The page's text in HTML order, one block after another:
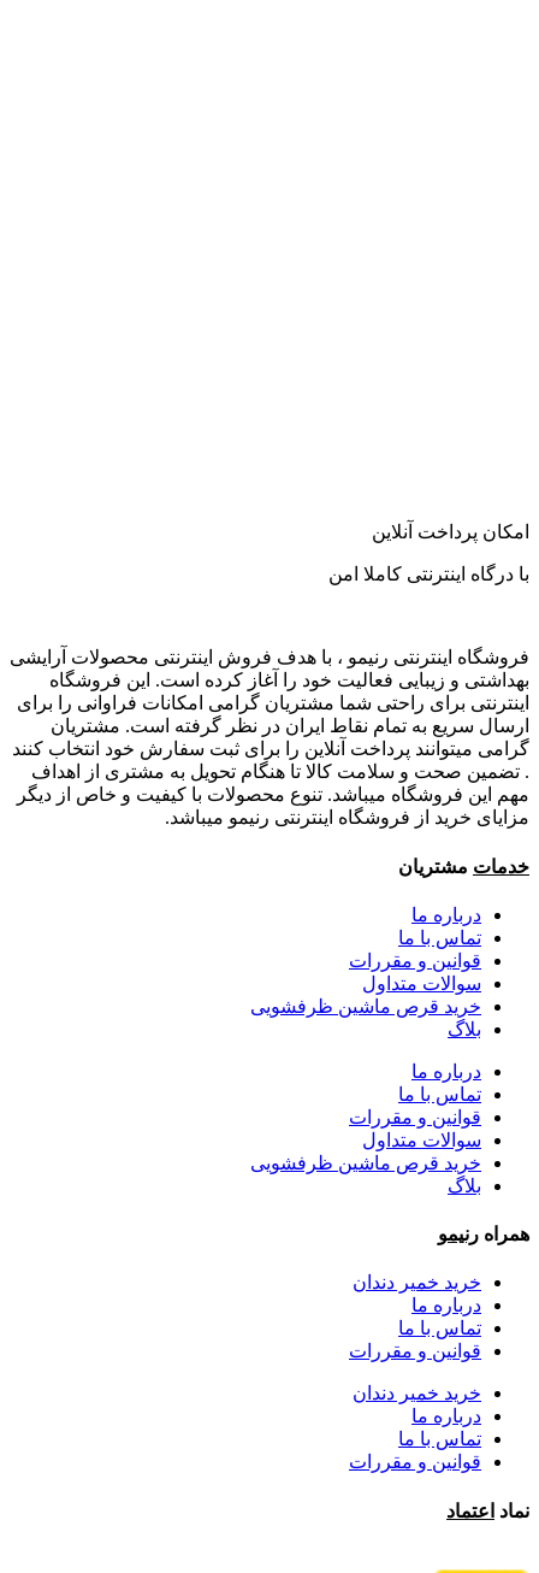
امکان پرداخت آنلاین
با درگاه اینترنتی کاملا امن
فروشگاه اینترنتی رنیمو ، با هدف فروش اینترنتی محصولات آرایشی
بهداشتی و زیبایی فعالیت خود را آغاز کرده است. این فروشگاه
اینترنتی برای راحتی شما مشتریان گرامی امکانات فراوانی را برای
ارسال سریع به تمام نقاط ایران در نظر گرفته است. مشتریان
گرامی میتوانند پرداخت آنلاین را برای ثبت سفارش خود انتخاب کنند
. تضمین صحت و سلامت کالا تا هنگام تحویل به مشتری از اهداف
مهم این فروشگاه میباشد. تنوع محصولات با کیفیت و خاص از دیگر
مزایای خرید از فروشگاه اینترنتی رنیمو میباشد.
خدمات مشتریان
درباره ما
تماس با ما
قوانین و مقررات
سوالات متداول
خرید قرص ماشین ظرفشویی
بلاگ
درباره ما
تماس با ما
قوانین و مقررات
سوالات متداول
خرید قرص ماشین ظرفشویی
بلاگ
همراه رنیمو
خرید خمیر دندان
درباره ما
تماس با ما
قوانین و مقررات
خرید خمیر دندان
درباره ما
تماس با ما
قوانین و مقررات
نماد اعتماد